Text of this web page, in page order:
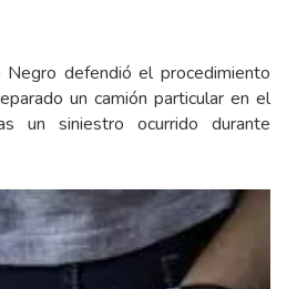
Negro defendió el procedimiento
un camión particular en el
un siniestro ocurrido durante